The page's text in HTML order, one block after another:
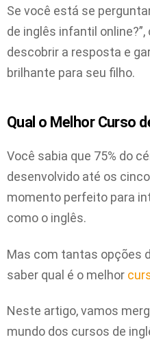
Se você está se
de inglês infantil
descobrir a resposta e
brilhante para seu filho.
Qual o Melhor Curso
Você sabia que 75% do
desenvolvido até os
momento perfeito para
como o inglês.
Mas com tantas opções
saber qual é o melhor
Neste artigo, vamos
mundo dos cursos de